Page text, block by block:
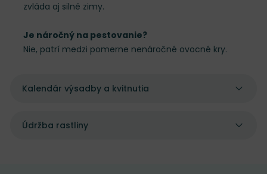
zvláda aj silné zimy.
Je náročný na pestovanie?
Nie, patrí medzi pomerne nenáročné ovocné kry.
Kalendár výsadby a kvitnutia
Údržba rastliny